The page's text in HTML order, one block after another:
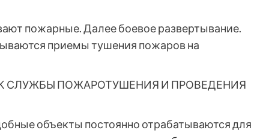
пожарные. Далее боевое развертывание.
приемы тушения пожаров на
СЛУЖБЫ ПОЖАРОТУШЕНИЯ И ПРОВЕДЕНИЯ
объекты постоянно отрабатываются для